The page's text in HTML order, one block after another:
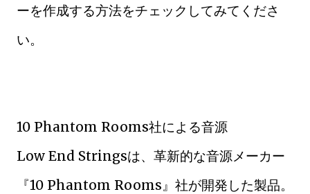
ーを作成する方法をチェックしてみてくださ
い。
10 Phantom Rooms社による音源
Low End Stringsは、革新的な音源メーカー
『10 Phantom Rooms』社が開発した製品。